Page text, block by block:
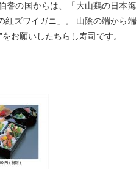
耆の国からは、「大山鶏の日本海
紅ズワイガニ」。 山陰の端から端
お願いしたちらし寿司です。